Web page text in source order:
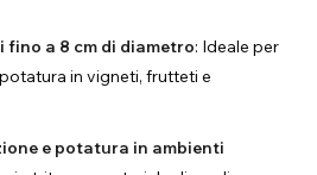
fino a 8 cm di diametro: Ideale per
in vigneti, frutteti e
e potatura in ambienti